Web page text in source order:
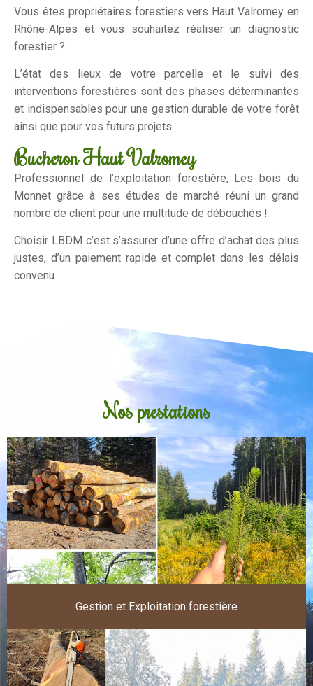
Vous êtes propriétaires forestiers vers Haut Valromey en
Rhône-Alpes et vous souhaitez réaliser un diagnostic
forestier ?
L’état des lieux de votre parcelle et le suivi des
interventions forestières sont des phases déterminantes
et indispensables pour une gestion durable de votre forêt
ainsi que pour vos futurs projets.
Bucheron Haut Valromey
Professionnel de l’exploitation forestière, Les bois du
Monnet grâce à ses études de marché réuni un grand
nombre de client pour une multitude de débouchés !
Choisir LBDM c’est s’assurer d’une offre d’achat des plus
justes, d’un paiement rapide et complet dans les délais
convenu.
Nos prestations
Gestion et Exploitation forestière